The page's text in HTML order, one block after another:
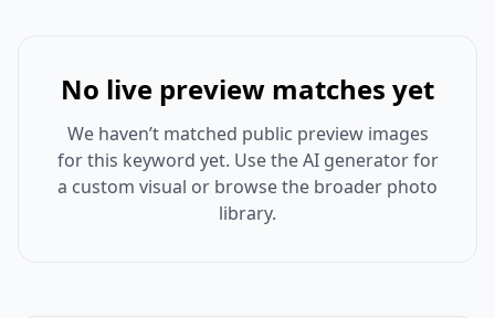
No live preview matches yet
We haven’t matched public preview images
for this keyword yet. Use the AI generator for
a custom visual or browse the broader photo
library.